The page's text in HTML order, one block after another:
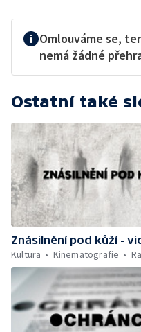
Omlouváme se,
nemá žádné
Ostatní také
Znásilnění pod kůží -
Kultura
Kinematografie